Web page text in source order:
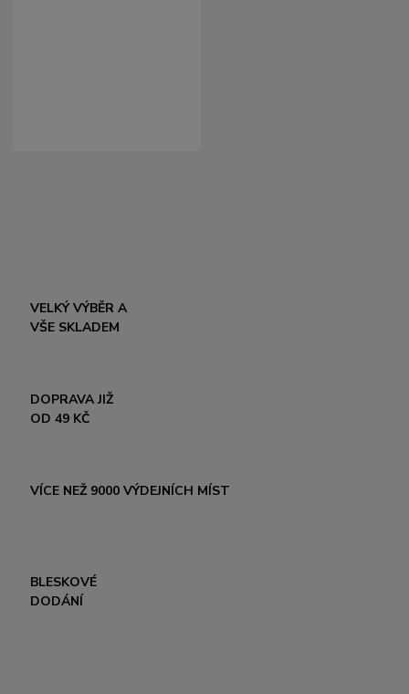
VELKÝ VÝBĚR A
VŠE SKLADEM
DOPRAVA JIŽ
OD 49 KČ
VÍCE NEŽ 9000 VÝDEJNÍCH MÍST
BLESKOVÉ
DODÁNÍ